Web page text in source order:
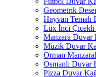
Geometrik
Hayvan Temalı
Lüx İnci Çicekli
Manzara Duvar
Müzik Duvar
Orman
Osmanlı Duvar
Pizza Duvar